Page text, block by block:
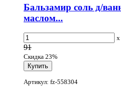
Бальзамир соль д/
маслом...
x
91
Скидка 23%
Артикул: fz-558304